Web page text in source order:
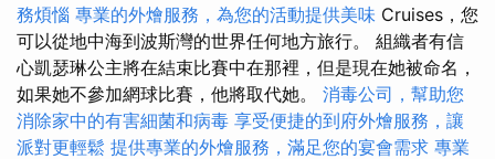
務煩惱 專業的外燴服務，為您的活動提供美味 Cruises，您
可以從地中海到波斯灣的世界任何地方旅行。 組織者有信
心凱瑟琳公主將在結束比賽中在那裡，但是現在她被命名，
如果她不參加網球比賽，他將取代她。 消毒公司，幫助您
消除家中的有害細菌和病毒 享受便捷的到府外燴服務，讓
派對更輕鬆 提供專業的外燴服務，滿足您的宴會需求 專業